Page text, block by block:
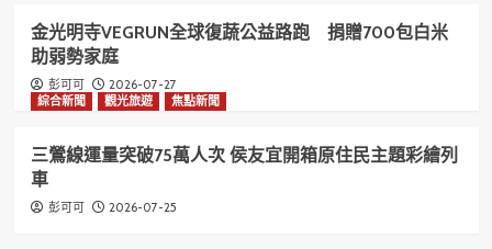
金光明寺VEGRUN全球復蔬公益路跑 捐贈700包白米
助弱勢家庭
彭可可
2026-07-27
綜合新聞
觀光旅遊 焦點新聞
三鶯線運量突破75萬人次 侯友宜開箱原住民主題彩繪列
車
彭可可 2026-07-25